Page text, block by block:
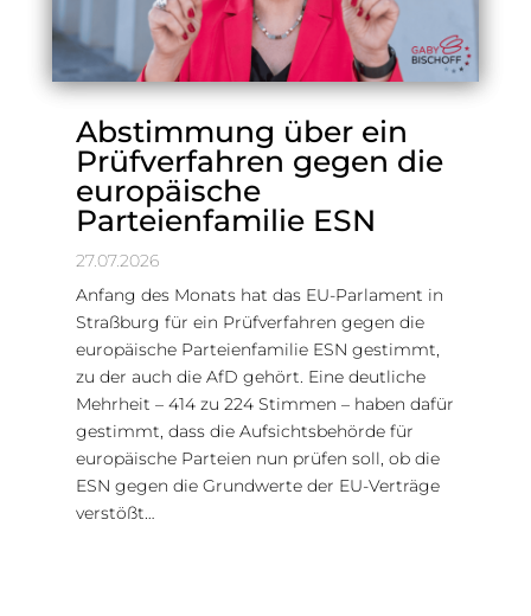
Abstimmung über ein
Prüfverfahren gegen die
europäische
Parteienfamilie ESN
27.07.2026
Anfang des Monats hat das EU-Parlament in
Straßburg für ein Prüfverfahren gegen die
europäische Parteienfamilie ESN gestimmt,
zu der auch die AfD gehört. Eine deutliche
Mehrheit – 414 zu 224 Stimmen – haben dafür
gestimmt, dass die Aufsichtsbehörde für
europäische Parteien nun prüfen soll, ob die
ESN gegen die Grundwerte der EU-Verträge
verstößt…